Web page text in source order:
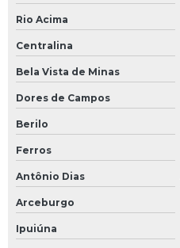
Rio Acima
Centralina
Bela Vista de Minas
Dores de Campos
Berilo
Ferros
Antônio Dias
Arceburgo
Ipuiúna